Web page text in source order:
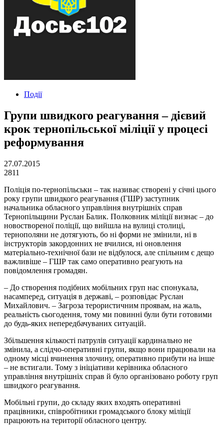
Події
Групи швидкого реагування – дієвий
крок тернопільської міліції у процесі
реформування
27.07.2015
2811
Поліція по-тернопільськи – так називає створені у січні цього
року групи швидкого реагування (ГШР) заступник
начальника обласного управління внутрішніх справ
Тернопільщини Руслан Балик. Полковник міліції визнає – до
новоствореної поліції, що вийшла на вулиці столиці,
тернополяни не дотягують, бо ні форми не змінили, ні в
інструкторів закордонних не вчилися, ні оновлення
матеріально-технічної бази не відбулося, але спільним є дещо
важливіше – ГШР так само оперативно реагують на
повідомлення громадян.
– До створення подібних мобільних груп нас спонукала,
насамперед, ситуація в державі, – розповідає Руслан
Михайлович. – Загроза терористичним проявам, на жаль,
реальність сьогодення, тому ми повинні були бути готовими
до будь-яких непередбачуваних ситуацій.
Збільшення кількості патрулів ситуації кардинально не
змінила, а слідчо-оперативні групи, якщо вони працювали на
одному місці вчинення злочину, оперативно прибути на інше
– не встигали. Тому з ініціативи керівника обласного
управління внутрішніх справ й було організовано роботу груп
швидкого реагування.
Мобільні групи, до складу яких входять оперативні
працівники, співробітники громадського блоку міліції
працюють на території обласного центру.